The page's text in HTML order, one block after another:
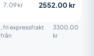
7.09 kr 2552.00 kr
, fri expressfrakt
från
3300.00
kr